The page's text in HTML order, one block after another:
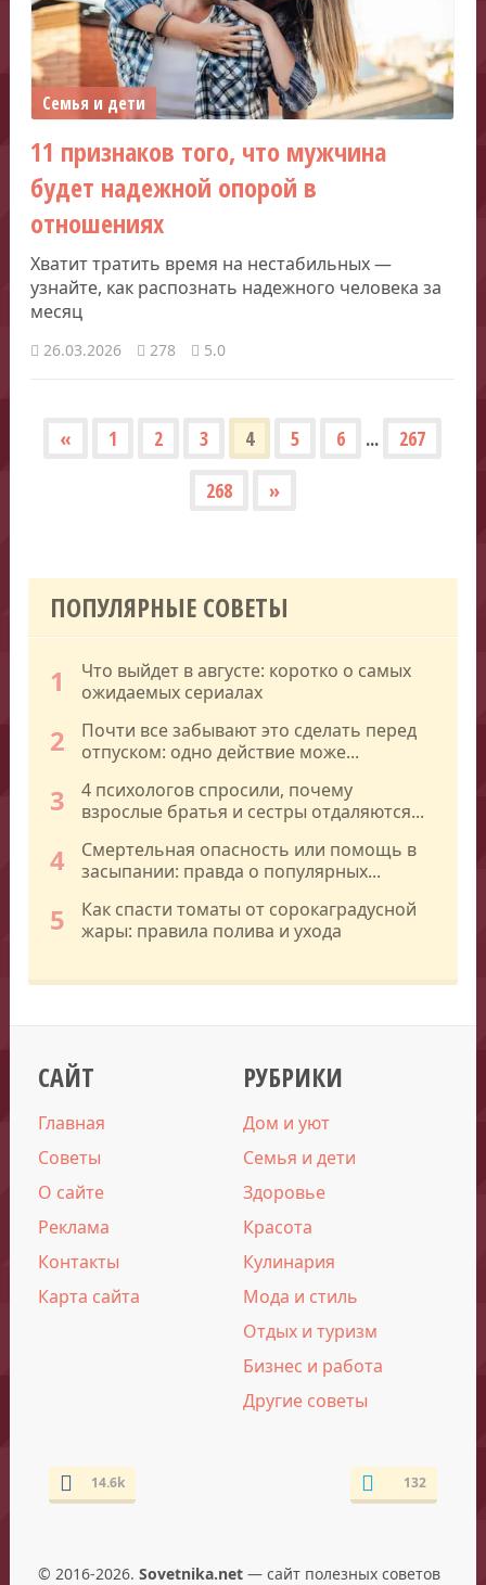
Семья и дети
11 признаков того, что мужчина
будет надежной опорой в
отношениях
Хватит тратить время на нестабильных —
узнайте, как распознать надежного человека за
месяц
26.03.2026 278 5.0
« 1 2 3 4 5 6 ...
267
268
»
ПОПУЛЯРНЫЕ СОВЕТЫ
1
Что выйдет в августе: коротко о самых
ожидаемых сериалах
2
Почти все забывают это сделать перед
отпуском: одно действие може...
3
4 психологов спросили, почему
взрослые братья и сестры отдаляются...
4
Смертельная опасность или помощь в
засыпании: правда о популярных...
5
Как спасти томаты от сорокаградусной
жары: правила полива и ухода
САЙТ
Главная
Советы
О сайте
Реклама
Контакты
Карта сайта
РУБРИКИ
Дом и уют
Семья и дети
Здоровье
Красота
Кулинария
Мода и стиль
Отдых и туризм
Бизнес и работа
Другие советы
14.6k 132
© 2016-2026. Sovetnika.net— сайт полезных советов